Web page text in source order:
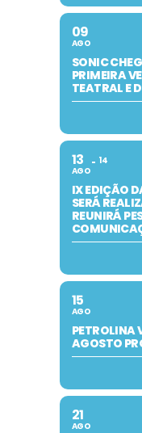
09
AGO
SONIC
PRIMEIRA
TEATRAL E
13
AGO
14
IX EDIÇÃO
SERÁ
REUNIRÁ
15
AGO
PETROLINA
AGOSTO
21
AGO